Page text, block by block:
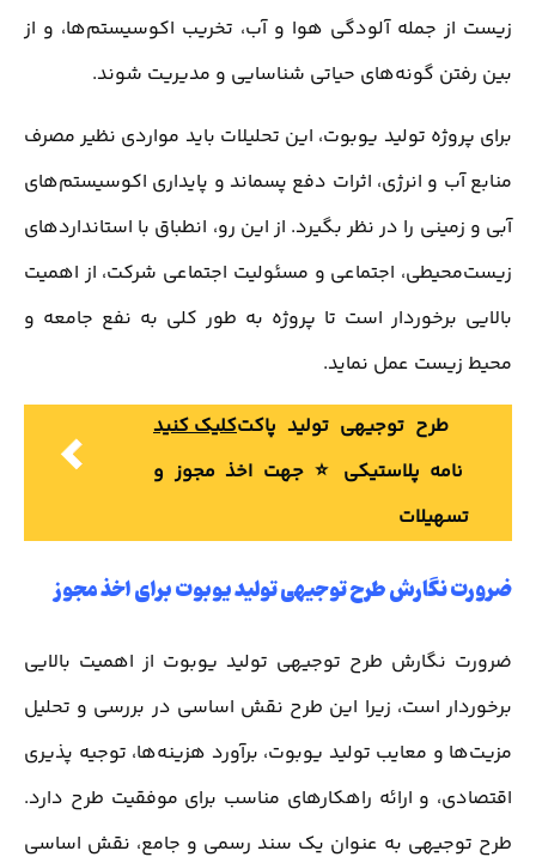
زیست از جمله آلودگی هوا و آب، تخریب اکوسیستم‌ها، و از
بین رفتن گونه‌های حیاتی شناسایی و مدیریت شوند.
برای پروژه تولید یوبوت، این تحلیلات باید مواردی نظیر مصرف
منابع آب و انرژی، اثرات دفع پسماند و پایداری اکوسیستم‌های
آبی و زمینی را در نظر بگیرد. از این رو، انطباق با استانداردهای
زیست‌محیطی، اجتماعی و مسئولیت اجتماعی شرکت، از اهمیت
بالایی برخوردار است تا پروژه به طور کلی به نفع جامعه و
محیط زیست عمل نماید.
کلیک کنیدطرح توجیهی تولید پاکت
نامه پلاستیکی ⭐️ جهت اخذ مجوز و
تسهیلات
ضرورت نگارش طرح توجیهی تولید یوبوت برای اخذ مجوز
ضرورت نگارش طرح توجیهی تولید یوبوت از اهمیت بالایی
برخوردار است، زیرا این طرح نقش اساسی در بررسی و تحلیل
مزیت‌ها و معایب تولید یوبوت، برآورد هزینه‌ها، توجیه پذیری
اقتصادی، و ارائه راهکارهای مناسب برای موفقیت طرح دارد.
طرح توجیهی به عنوان یک سند رسمی و جامع، نقش اساسی